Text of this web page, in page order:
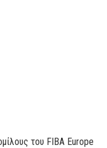
του FIBA Europe